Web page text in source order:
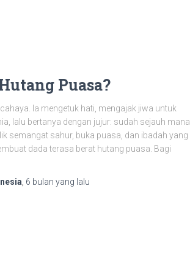
Puasa?
Ia mengetuk hati, mengajak jiwa untuk
lalu bertanya dengan jujur: sudah sejauh mana
semangat sahur, buka puasa, dan ibadah yang
dada terasa berat hutang puasa. Bagi
, 6 bulan yang lalu